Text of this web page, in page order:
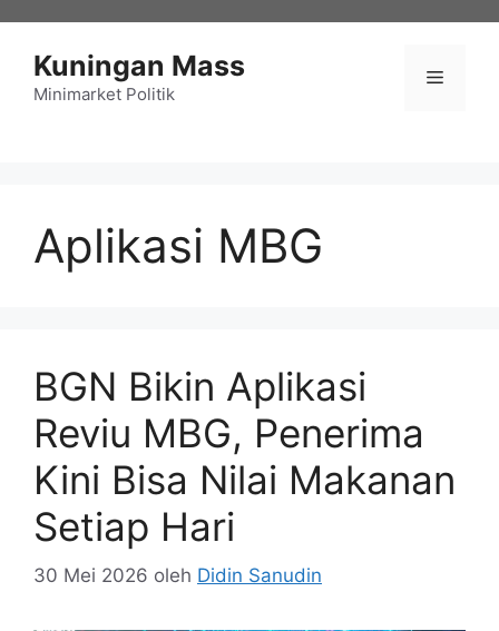
Kuningan Mass
Minimarket Politik
Menu
Aplikasi MBG
BGN Bikin Aplikasi
Reviu MBG, Penerima
Kini Bisa Nilai Makanan
Setiap Hari
30 Mei 2026 oleh Didin Sanudin